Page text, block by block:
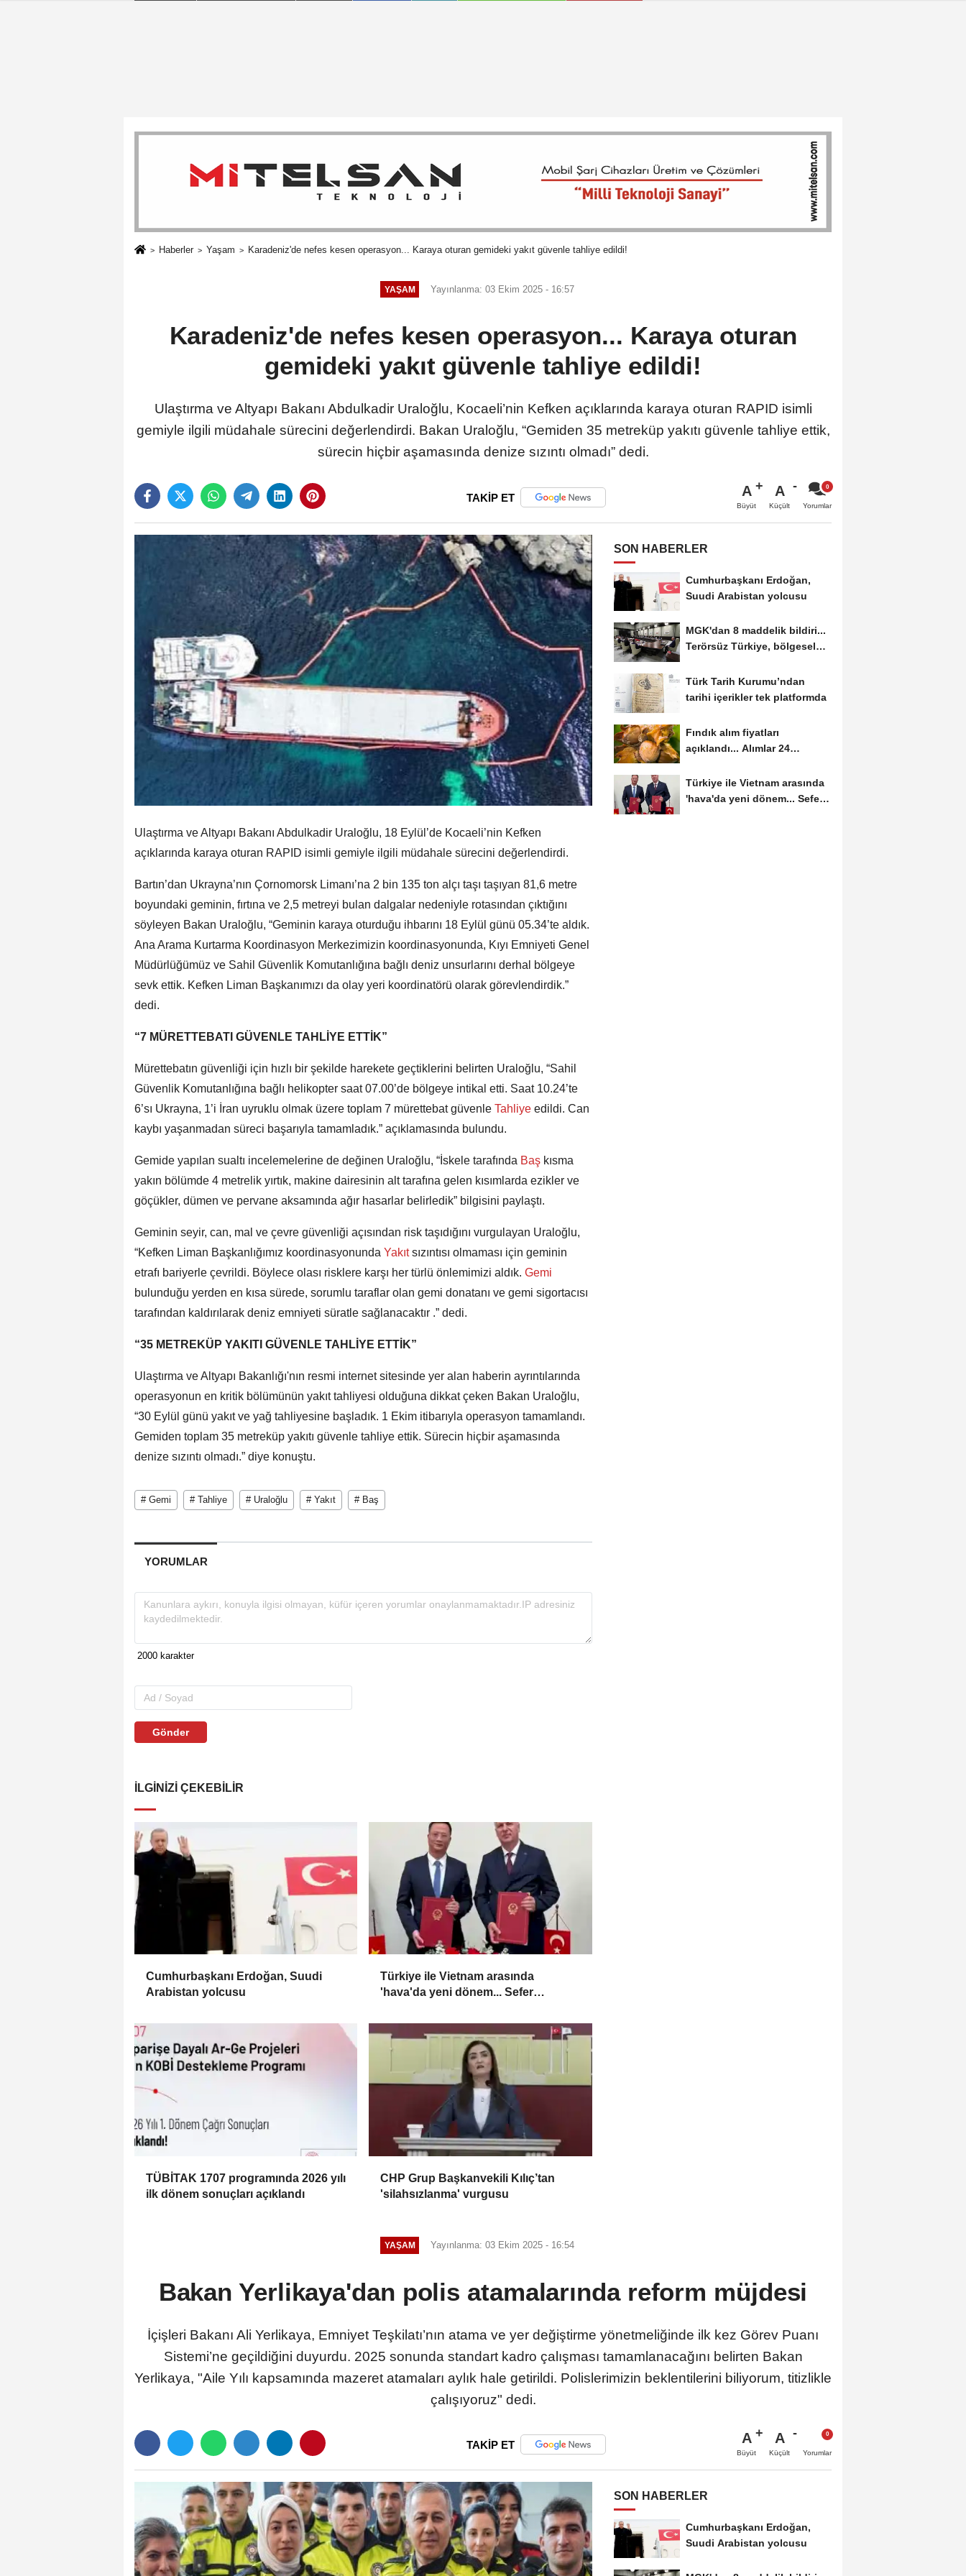
Haberler Yaşam Karadeniz'de nefes kesen operasyon... Karaya oturan gemideki yakıt güvenle tahliye edildi!
YAŞAM Yayınlanma: 03 Ekim 2025 - 16:57
Karadeniz'de nefes kesen operasyon... Karaya oturan
gemideki yakıt güvenle tahliye edildi!
Ulaştırma ve Altyapı Bakanı Abdulkadir Uraloğlu, Kocaeli’nin Kefken açıklarında karaya oturan RAPID isimli
gemiyle ilgili müdahale sürecini değerlendirdi. Bakan Uraloğlu, “Gemiden 35 metreküp yakıtı güvenle tahliye ettik,
sürecin hiçbir aşamasında denize sızıntı olmadı” dedi.
TAKİP ET A
Büyüt
A
Küçült Yorumlar
Ulaştırma ve Altyapı Bakanı Abdulkadir Uraloğlu, 18 Eylül’de Kocaeli’nin Kefken
açıklarında karaya oturan RAPID isimli gemiyle ilgili müdahale sürecini değerlendirdi.
Bartın’dan Ukrayna’nın Çornomorsk Limanı’na 2 bin 135 ton alçı taşı taşıyan 81,6 metre
boyundaki geminin, fırtına ve 2,5 metreyi bulan dalgalar nedeniyle rotasından çıktığını
söyleyen Bakan Uraloğlu, “Geminin karaya oturduğu ihbarını 18 Eylül günü 05.34’te aldık.
Ana Arama Kurtarma Koordinasyon Merkezimizin koordinasyonunda, Kıyı Emniyeti Genel
Müdürlüğümüz ve Sahil Güvenlik Komutanlığına bağlı deniz unsurlarını derhal bölgeye
sevk ettik. Kefken Liman Başkanımızı da olay yeri koordinatörü olarak görevlendirdik.”
dedi.
“7 MÜRETTEBATI GÜVENLE TAHLİYE ETTİK”
Mürettebatın güvenliği için hızlı bir şekilde harekete geçtiklerini belirten Uraloğlu, “Sahil
Güvenlik Komutanlığına bağlı helikopter saat 07.00’de bölgeye intikal etti. Saat 10.24’te
6’sı Ukrayna, 1’i İran uyruklu olmak üzere toplam 7 mürettebat güvenle Tahliye edildi. Can
kaybı yaşanmadan süreci başarıyla tamamladık.” açıklamasında bulundu.
Gemide yapılan sualtı incelemelerine de değinen Uraloğlu, “İskele tarafında Baş kısma
yakın bölümde 4 metrelik yırtık, makine dairesinin alt tarafına gelen kısımlarda ezikler ve
göçükler, dümen ve pervane aksamında ağır hasarlar belirledik” bilgisini paylaştı.
Geminin seyir, can, mal ve çevre güvenliği açısından risk taşıdığını vurgulayan Uraloğlu,
“Kefken Liman Başkanlığımız koordinasyonunda Yakıtsızıntısı olmaması için geminin
etrafı bariyerle çevrildi. Böylece olası risklere karşı her türlü önlemimizi aldık. Gemi
bulunduğu yerden en kısa sürede, sorumlu taraflar olan gemi donatanı ve gemi sigortacısı
tarafından kaldırılarak deniz emniyeti süratle sağlanacaktır .” dedi.
“35 METREKÜP YAKITI GÜVENLE TAHLİYE ETTİK”
Ulaştırma ve Altyapı Bakanlığı'nın resmi internet sitesinde yer alan haberin ayrıntılarında
operasyonun en kritik bölümünün yakıt tahliyesi olduğuna dikkat çeken Bakan Uraloğlu,
“30 Eylül günü yakıt ve yağ tahliyesine başladık. 1 Ekim itibarıyla operasyon tamamlandı.
Gemiden toplam 35 metreküp yakıtı güvenle tahliye ettik. Sürecin hiçbir aşamasında
denize sızıntı olmadı.” diye konuştu.
# Gemi # Tahliye # Uraloğlu # Yakıt # Baş
YORUMLAR
Gönder
İLGINIZI ÇEKEBILIR
Cumhurbaşkanı Erdoğan, Suudi
Arabistan yolcusu
Türkiye ile Vietnam arasında
'hava'da yeni dönem... Sefer
TÜBİTAK 1707 programında 2026 yılı
ilk dönem sonuçları açıklandı
CHP Grup Başkanvekili Kılıç’tan
'silahsızlanma' vurgusu
SON HABERLER
Cumhurbaşkanı Erdoğan,
Suudi Arabistan yolcusu
MGK'dan 8 maddelik bildiri...
Terörsüz Türkiye, bölgesel
Türk Tarih Kurumu’ndan
tarihi içerikler tek platformda
Fındık alım fiyatları
açıklandı... Alımlar 24
Türkiye ile Vietnam arasında
'hava'da yeni dönem... Sefer
YAŞAM Yayınlanma: 03 Ekim 2025 - 16:54
Bakan Yerlikaya'dan polis atamalarında reform müjdesi
İçişleri Bakanı Ali Yerlikaya, Emniyet Teşkilatı’nın atama ve yer değiştirme yönetmeliğinde ilk kez Görev Puanı
Sistemi’ne geçildiğini duyurdu. 2025 sonunda standart kadro çalışması tamamlanacağını belirten Bakan
Yerlikaya, "Aile Yılı kapsamında mazeret atamaları aylık hale getirildi. Polislerimizin beklentilerini biliyorum, titizlikle
çalışıyoruz" dedi.
TAKİP ET A
Büyüt
A
Küçült Yorumlar
SON HABERLER
Cumhurbaşkanı Erdoğan,
Suudi Arabistan yolcusu